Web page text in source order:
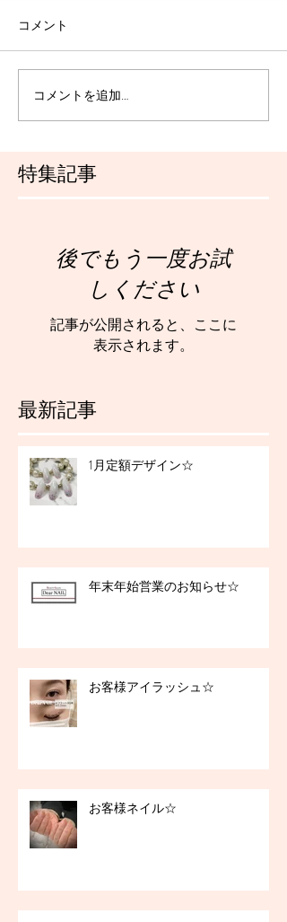
特集記事
最新記事
コメント
コメントを追加…
後でもう一度お試
しください
記事が公開されると、ここに
表示されます。
1月定額デザイン☆
年末年始営業のお知らせ☆
お客様アイラッシュ☆
お客様ネイル☆